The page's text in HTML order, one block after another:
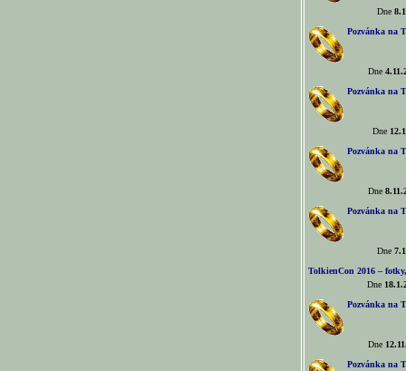
Dne
Pozvánka na
Dne
Pozvánka na
Dne
Pozvánka na
Dne
Pozvánka na
Dne
TolkienCon 2016 –
Dne
Pozvánka na
Dne
Pozvánka na